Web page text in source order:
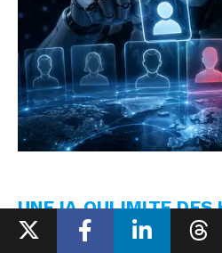
UNE IA QUI IMITE DES
TROMPER SES CIBLES